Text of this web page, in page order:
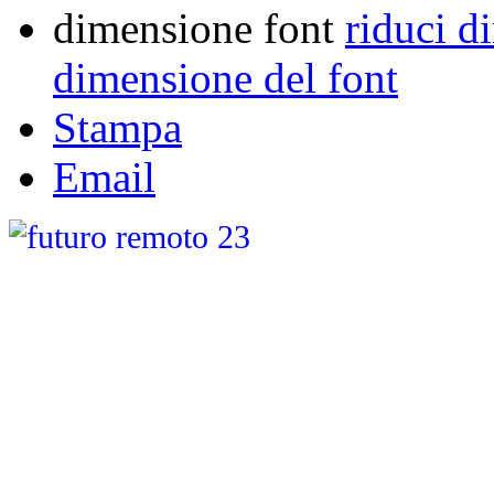
dimensione font riduci
dimensione del font
Stampa
Email